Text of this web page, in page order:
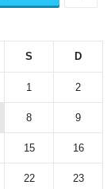
S D
1 2
8 9
15 16
22 23